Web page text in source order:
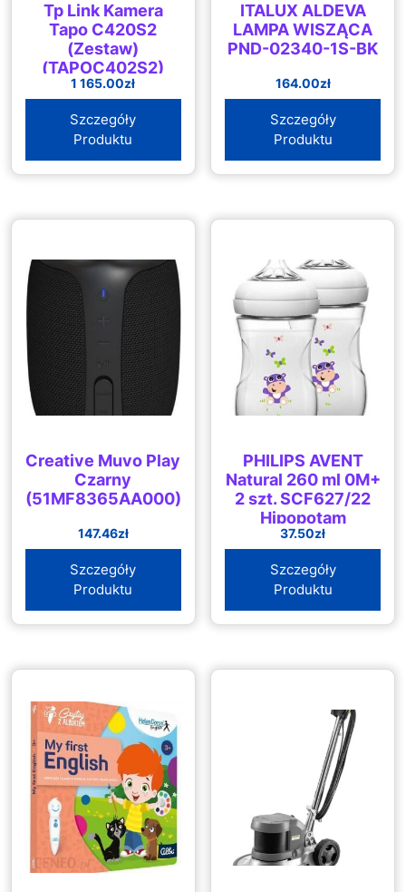
Tp Link Kamera
Tapo C420S2
(Zestaw)
(TAPOC402S2)
1 165.00zł
Szczegóły
Produktu
ITALUX ALDEVA
LAMPA WISZĄCA
PND-02340-1S-BK
164.00zł
Szczegóły
Produktu
Creative Muvo Play
Czarny
(51MF8365AA000)
147.46zł
Szczegóły
Produktu
PHILIPS AVENT
Natural 260 ml 0M+
2 szt. SCF627/22
Hipopotam
37.50zł
Szczegóły
Produktu